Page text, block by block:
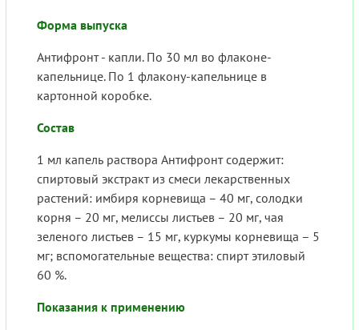
Форма выпуска
Антифронт - капли. По 30 мл во флаконе-
капельнице. По 1 флакону-капельнице в
картонной коробке.
Состав
1 мл капель раствора Антифронт содержит:
спиртовый экстракт из смеси лекарственных
растений: имбиря корневища – 40 мг, солодки
корня – 20 мг, мелиссы листьев – 20 мг, чая
зеленого листьев – 15 мг, куркумы корневища – 5
мг; вспомогательные вещества: спирт этиловый
60 %.
Показания к применению